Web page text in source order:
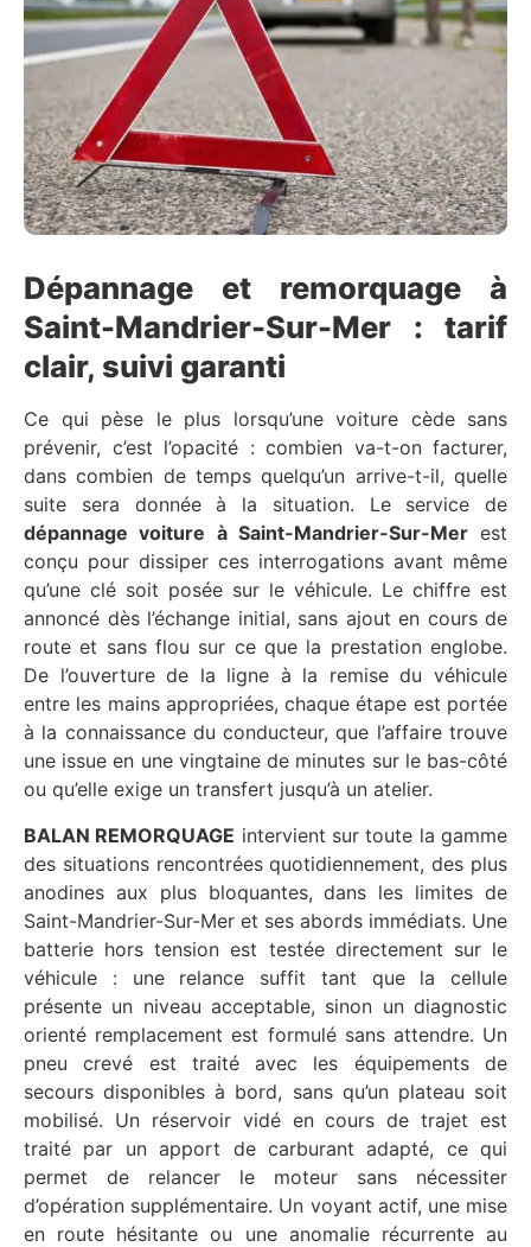
Dépannage et remorquage à
Saint-Mandrier-Sur-Mer : tarif
clair, suivi garanti
Ce qui pèse le plus lorsqu’une voiture cède sans
prévenir, c’est l’opacité : combien va-t-on facturer,
dans combien de temps quelqu’un arrive-t-il, quelle
suite sera donnée à la situation. Le service de
dépannage voiture à Saint-Mandrier-Sur-Merest
conçu pour dissiper ces interrogations avant même
qu’une clé soit posée sur le véhicule. Le chiffre est
annoncé dès l’échange initial, sans ajout en cours de
route et sans flou sur ce que la prestation englobe.
De l’ouverture de la ligne à la remise du véhicule
entre les mains appropriées, chaque étape est portée
à la connaissance du conducteur, que l’affaire trouve
une issue en une vingtaine de minutes sur le bas-côté
ou qu’elle exige un transfert jusqu’à un atelier.
BALAN REMORQUAGE intervient sur toute la gamme
des situations rencontrées quotidiennement, des plus
anodines aux plus bloquantes, dans les limites de
Saint-Mandrier-Sur-Mer et ses abords immédiats. Une
batterie hors tension est testée directement sur le
véhicule : une relance suffit tant que la cellule
présente un niveau acceptable, sinon un diagnostic
orienté remplacement est formulé sans attendre. Un
pneu crevé est traité avec les équipements de
secours disponibles à bord, sans qu’un plateau soit
mobilisé. Un réservoir vidé en cours de trajet est
traité par un apport de carburant adapté, ce qui
permet de relancer le moteur sans nécessiter
d’opération supplémentaire. Un voyant actif, une mise
en route hésitante ou une anomalie récurrente au